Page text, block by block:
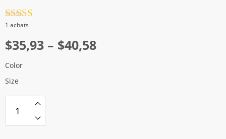
Note4.5
1 achats
$35,93 – $40,58
Plage
de
prix :
$40,58
Color
Size